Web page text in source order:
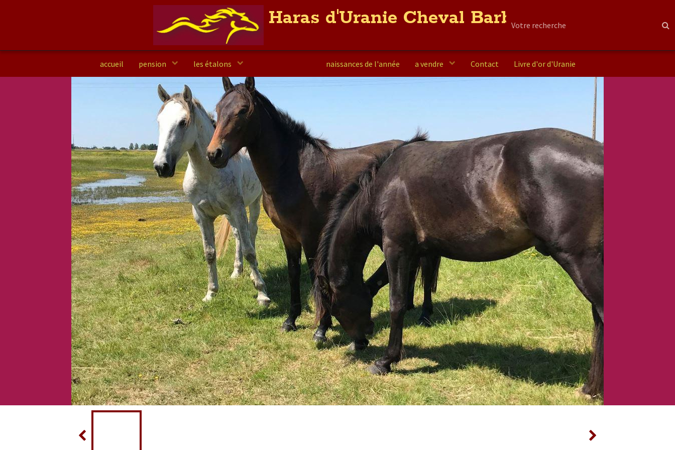
Haras d'Uranie Cheval Barbe
accueil pension les étalons naissances de l'année a vendre Contact Livre d'or d'Uranie